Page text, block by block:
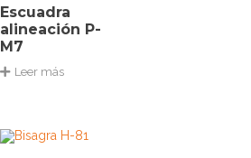
Escuadra
alineación P-
M7
Leer más